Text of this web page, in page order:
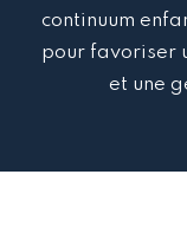
continuum
pour favoriser
et une